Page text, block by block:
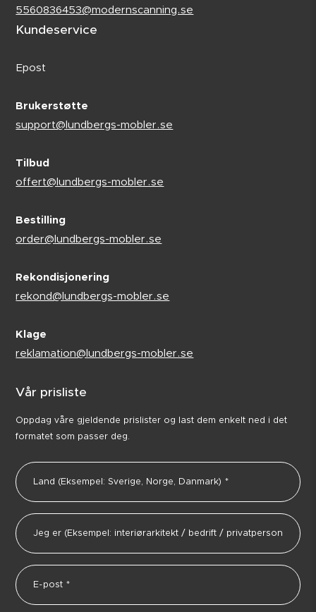
5560836453@modernscanning.se
Kundeservice
Epost
Brukerstøtte
support@lundbergs-mobler.se
Tilbud
offert@lundbergs-mobler.se
Bestilling
order@lundbergs-mobler.se
Rekondisjonering
rekond@lundbergs-mobler.se
Klage
reklamation@lundbergs-mobler.se
Vår prisliste
Oppdag våre gjeldende prislister og last dem enkelt ned i det
formatet som passer deg.